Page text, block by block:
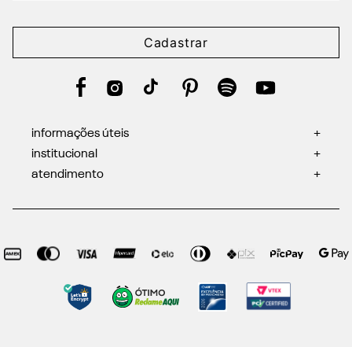
Cadastrar
informações úteis
+
institucional
+
atendimento
+